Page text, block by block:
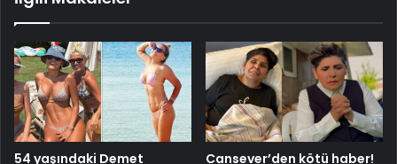
54 yaşındaki Demet
Cansever’den kötü haber!